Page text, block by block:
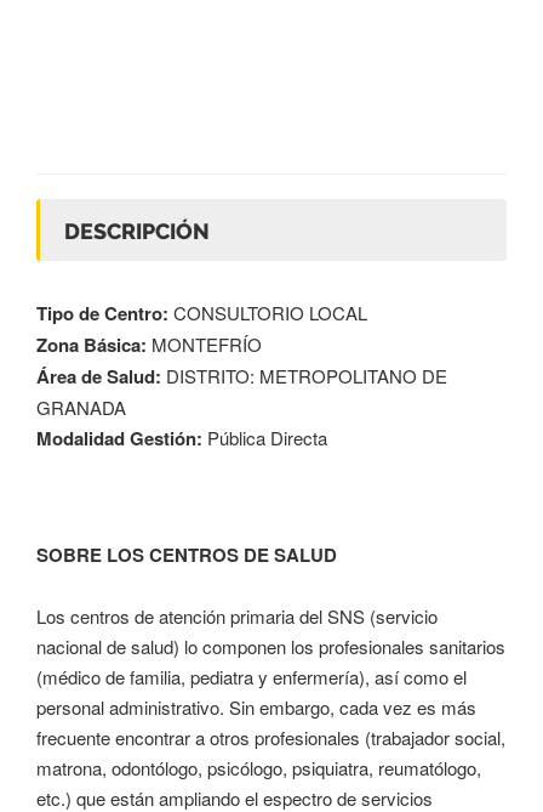
DESCRIPCIÓN
Tipo de Centro: CONSULTORIO LOCAL
Zona Básica: MONTEFRÍO
Área de Salud: DISTRITO: METROPOLITANO DE
GRANADA
Modalidad Gestión: Pública Directa
SOBRE LOS CENTROS DE SALUD
Los centros de atención primaria del SNS (servicio
nacional de salud) lo componen los profesionales sanitarios
(médico de familia, pediatra y enfermería), así como el
personal administrativo. Sin embargo, cada vez es más
frecuente encontrar a otros profesionales (trabajador social,
matrona, odontólogo, psicólogo, psiquiatra, reumatólogo,
etc.) que están ampliando el espectro de servicios